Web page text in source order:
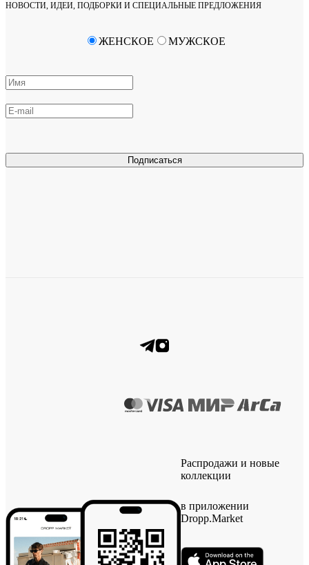
НОВОСТИ, ИДЕИ, ПОДБОРКИ И СПЕЦИАЛЬНЫЕ ПРЕДЛОЖЕНИЯ
Подписаться
ЖЕНСКОЕ МУЖСКОЕ
Распродажи и новые
коллекции
в приложении
Dropp.Market